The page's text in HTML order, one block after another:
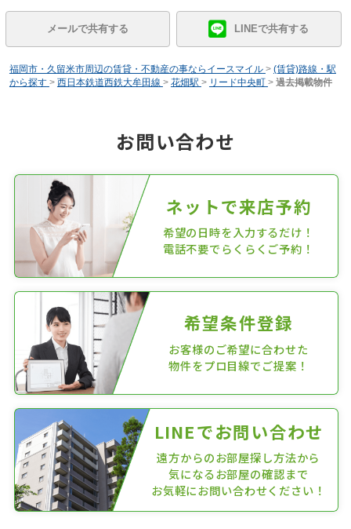
メールで共有する LINEで共有する
福岡市・久留米市周辺の賃貸・不動産の事ならイースマイル > (賃貸)路線・駅
から探す > 西日本鉄道西鉄大牟田線 > 花畑駅 > リード中央町 > 過去掲載物件
お問い合わせ
ネットで来店予約
希望の日時を入力するだけ！
電話不要でらくらくご予約！
希望条件登録
お客様のご希望に合わせた
物件をプロ目線でご提案！
LINEでお問い合わせ
遠方からのお部屋探し方法から
気になるお部屋の確認まで
お気軽にお問い合わせください！